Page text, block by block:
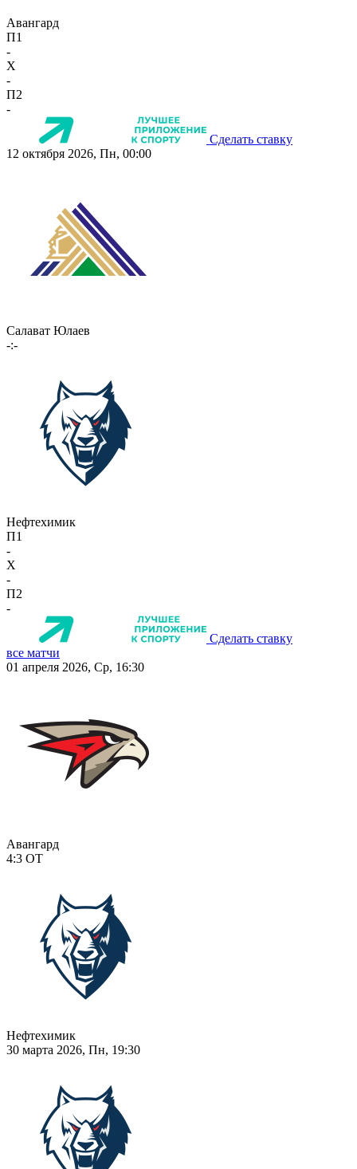
Авангард
П1
-
X
-
П2
-
Сделать ставку
12 октября 2026, Пн, 00:00
Салават Юлаев
-:-
Нефтехимик
П1
-
X
-
П2
-
Сделать ставку
все матчи
01 апреля 2026, Ср, 16:30
Авангард
4:3 ОТ
Нефтехимик
30 марта 2026, Пн, 19:30